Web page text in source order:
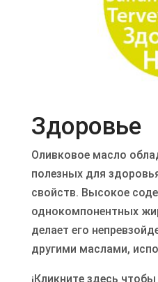
Здоровье
Оливковое масло
полезных для
свойств. Высокое
однокомпонентных
делает его
другими маслами,
¡Кликните здесь чтобы